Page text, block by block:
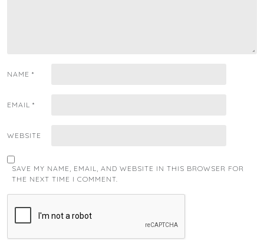
NAME *
EMAIL *
WEBSITE
SAVE MY NAME, EMAIL, AND WEBSITE IN THIS BROWSER FOR
THE NEXT TIME I COMMENT.